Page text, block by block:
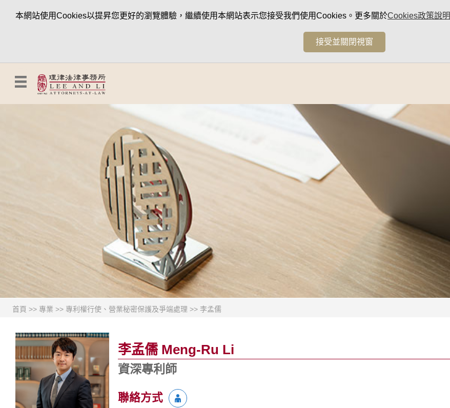
本網站使用Cookies以提昇您更好的瀏覽體驗，繼續使用本網站表示您接受我們使用Cookies。更多關於Cookies政策說明
接受並關閉視窗
首頁 >> 專業 >> 專利權行使、營業秘密保護及爭端處理 >> 李孟儒
李孟儒 Meng-Ru Li
資深專利師
聯絡方式